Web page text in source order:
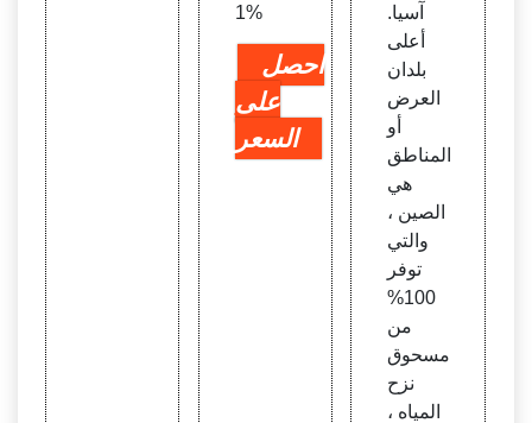
1%
احصل
على
السعر
آسيا.
أعلى
بلدان
العرض
أو
المناطق
هي
الصين ،
والتي
توفر
100%
من
مسحوق
نزح
المياه ،